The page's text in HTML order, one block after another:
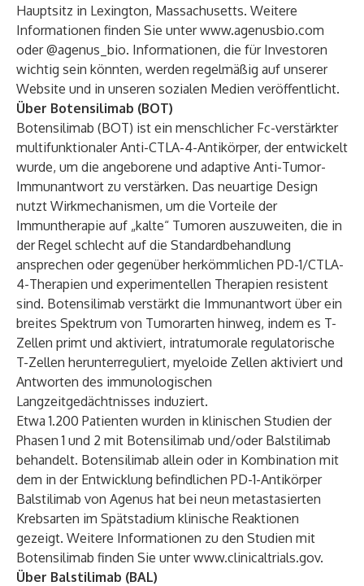
Hauptsitz in Lexington, Massachusetts. Weitere
Informationen finden Sie unterwww.agenusbio.com
oder @agenus_bio. Informationen, die für Investoren
wichtig sein könnten, werden regelmäßig auf unserer
Website und in unseren sozialen Medien veröffentlicht.
Über Botensilimab (BOT)
Botensilimab (BOT) ist ein menschlicher Fc-verstärkter
multifunktionaler Anti-CTLA-4-Antikörper, der entwickelt
wurde, um die angeborene und adaptive Anti-Tumor-
Immunantwort zu verstärken. Das neuartige Design
nutzt Wirkmechanismen, um die Vorteile der
Immuntherapie auf „kalte“ Tumoren auszuweiten, die in
der Regel schlecht auf die Standardbehandlung
ansprechen oder gegenüber herkömmlichen PD-1/CTLA-
4-Therapien und experimentellen Therapien resistent
sind. Botensilimab verstärkt die Immunantwort über ein
breites Spektrum von Tumorarten hinweg, indem es T-
Zellen primt und aktiviert, intratumorale regulatorische
T-Zellen herunterreguliert, myeloide Zellen aktiviert und
Antworten des immunologischen
Langzeitgedächtnisses induziert.
Etwa 1.200 Patienten wurden in klinischen Studien der
Phasen 1 und 2 mit Botensilimab und/oder Balstilimab
behandelt. Botensilimab allein oder in Kombination mit
dem in der Entwicklung befindlichen PD-1-Antikörper
Balstilimab von Agenus hat bei neun metastasierten
Krebsarten im Spätstadium klinische Reaktionen
gezeigt. Weitere Informationen zu den Studien mit
Botensilimab finden Sie unterwww.clinicaltrials.gov.
Über Balstilimab (BAL)